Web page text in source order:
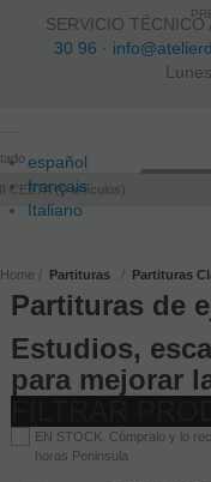
SERVICIO
30 96 ·
español
français
Italiano
CESTA 0artículos
Home Partituras Partituras
Partituras de
Estudios,
para mejorar
EN STOCK. Cómpralo y lo
horas Peninsula